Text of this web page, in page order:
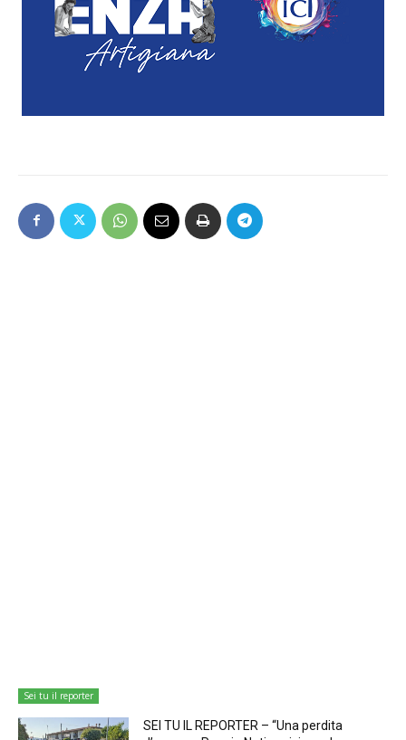
Sei tu il reporter
SEI TU IL REPORTER – “Una perdita